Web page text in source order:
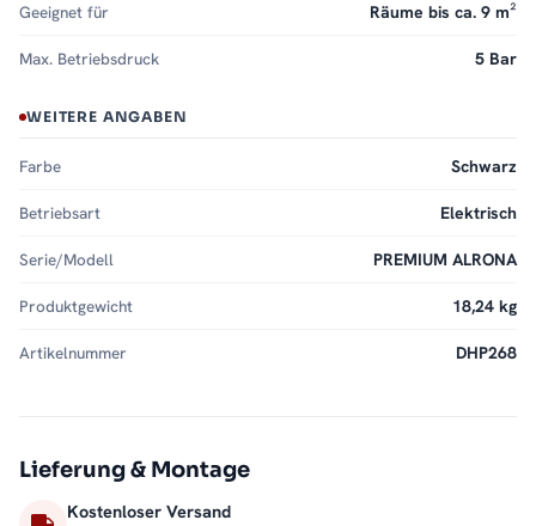
Geeignet für Räume bis ca. 9 m²
Max. Betriebsdruck 5 Bar
WEITERE ANGABEN
Farbe Schwarz
Betriebsart Elektrisch
Serie/Modell PREMIUM ALRONA
Produktgewicht 18,24 kg
Artikelnummer DHP268
Lieferung & Montage
Kostenloser Versand